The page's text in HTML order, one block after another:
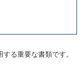
る重要な書類です。